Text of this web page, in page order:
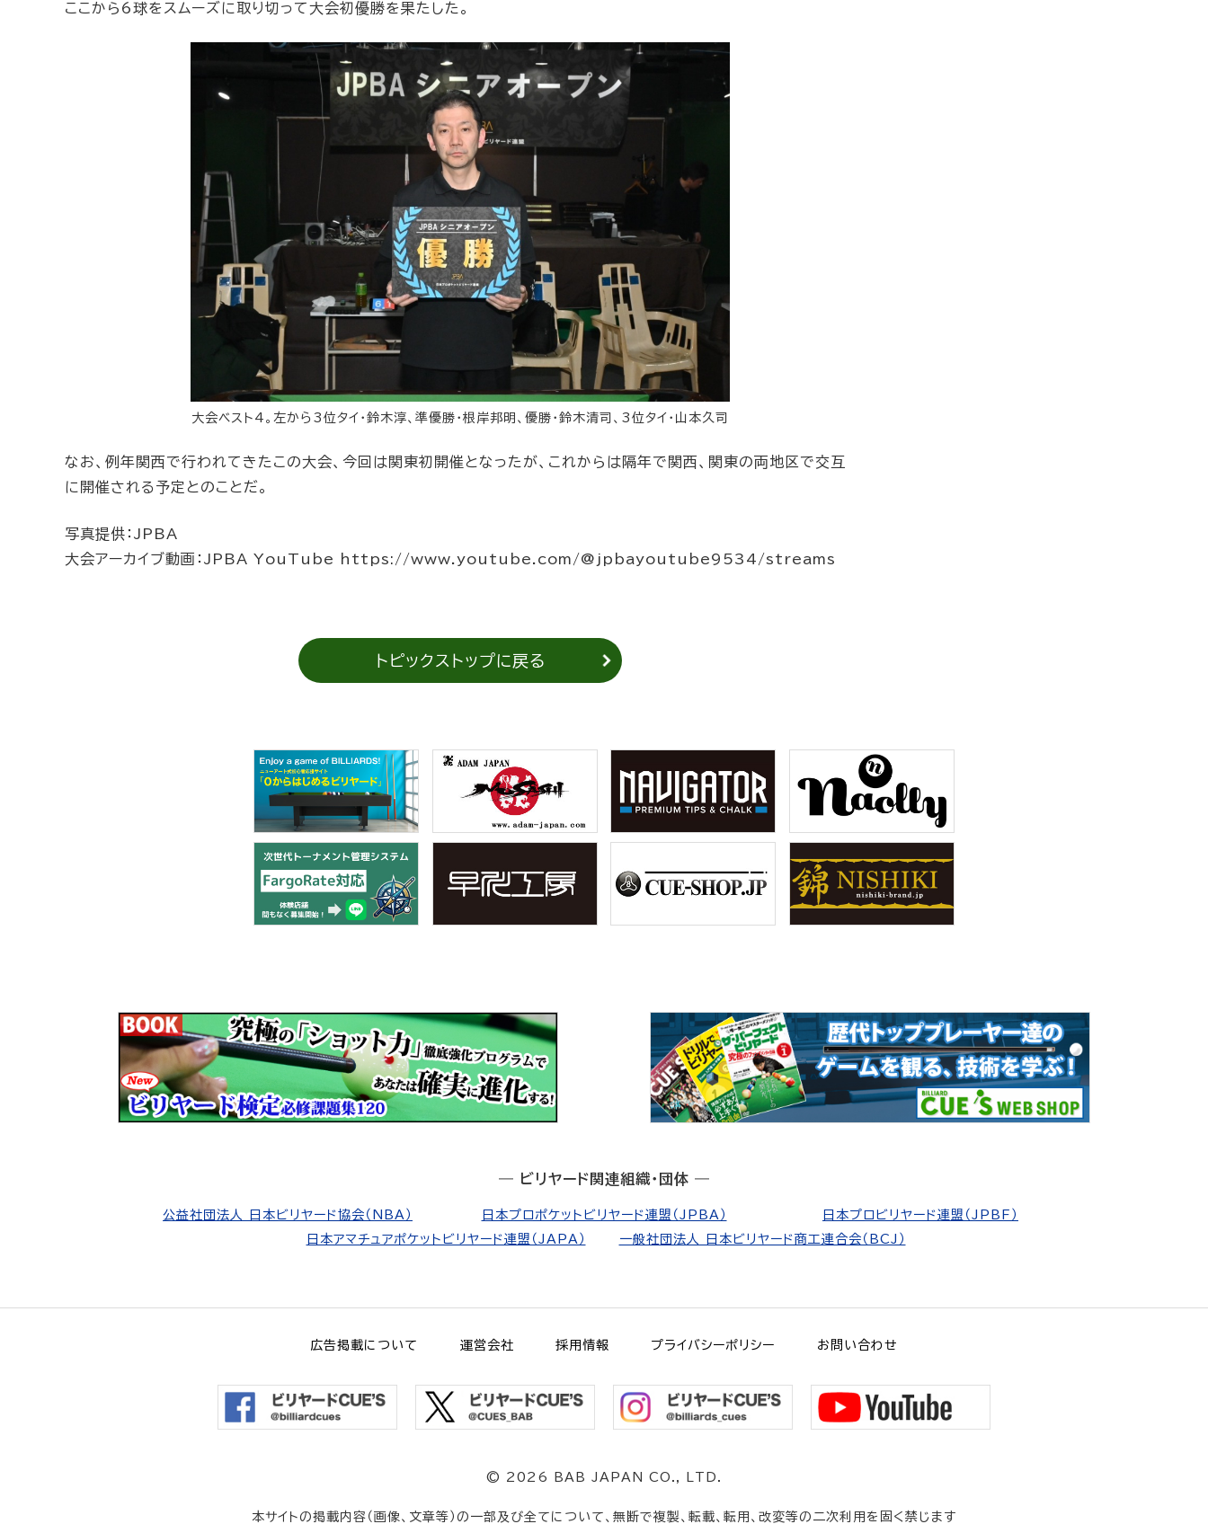
ここから6球をスムーズに取り切って大会初優勝を果たした。
大会ベスト4。左から3位タイ・鈴木淳、準優勝・根岸邦明、優勝・鈴木清司、3位タイ・山本久司
なお、例年関西で行われてきたこの大会、今回は関東初開催となったが、これからは隔年で関西、関東の両地区で交互
に開催される予定とのことだ。
写真提供：JPBA
大会アーカイブ動画：JPBA YouTube https://www.youtube.com/@jpbayoutube9534/streams
トピックストップに戻る
― ビリヤード関連組織・団体 ―
公益社団法人 日本ビリヤード協会（NBA） 日本プロポケットビリヤード連盟（JPBA）
日本プロビリヤード連盟（JPBF）
日本アマチュアポケットビリヤード連盟（JAPA）
一般社団法人 日本ビリヤード商工連合会（BCJ）
広告掲載について 運営会社 採用情報 プライバシーポリシー お問い合わせ
© 2026 BAB JAPAN CO., LTD.
本サイトの掲載内容（画像、文章等）の一部及び全てについて、無断で複製、転載、転用、改変等の二次利用を固く禁じます